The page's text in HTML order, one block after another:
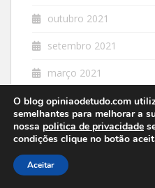
outubro 2021
setembro 2021
março 2021
fevereiro 2021
janeiro 2021
dezembro 2020
O blog opiniaodetudo.com
semelhantes para melhorar a
nossa politica de privacidade
condições clique no botão
Aceitar